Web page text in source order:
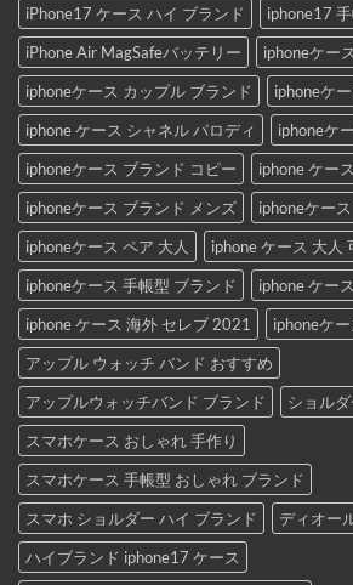
iPhone17 ケース ハイ ブランド
iphone17
iPhone Air MagSafeバッテリー
iphoneケー
iphoneケース カップル ブランド
iphoneケ
iphone ケース シャネル パロディ
iphoneケ
iphoneケース ブランド コピー
iphone ケー
iphoneケース ブランド メンズ
iphoneケー
iphoneケース ペア 大人
iphone ケース 大人
iphoneケース 手帳型 ブランド
iphone ケー
iphone ケース 海外 セレブ 2021
iphoneケ
アップル ウォッチ バンド おすすめ
アップルウォッチバンド ブランド
ショル
スマホケース おしゃれ 手作り
スマホケース 手帳型 おしゃれ ブランド
スマホ ショルダー ハイ ブランド
ディオー
ハイブランド iphone17 ケース